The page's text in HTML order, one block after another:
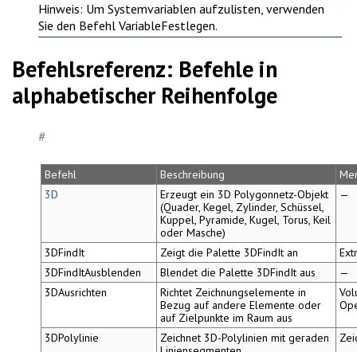
Hinweis: Um Systemvariablen aufzulisten, verwenden
Sie den BefehlVariableFestlegen.
Befehlsreferenz: Befehle in
alphabetischer Reihenfolge
#
Befehl Beschreibung
3D
Erzeugt ein 3D Polygonnetz-Objekt
(Quader, Kegel, Zylinder, Schüssel,
Kuppel, Pyramide, Kugel, Torus, Keil
oder Masche)
—
3DFindIt Zeigt die Palette 3DFindIt an
3DFindItAusblenden
Blendet die Palette 3DFindIt aus
—
3DAusrichten
Richtet Zeichnungselemente in
Bezug auf andere Elemente oder
auf Zielpunkte im Raum aus
3DPolylinie
Zeichnet 3D-Polylinien mit geraden